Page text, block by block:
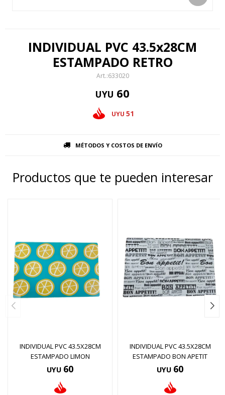
INDIVIDUAL PVC 43.5x28CM
ESTAMPADO RETRO
633020
UYU 60
UYU 51
MÉTODOS Y COSTOS DE ENVÍO
Productos que te pueden interesar
INDIVIDUAL PVC 43.5X28CM
ESTAMPADO LIMON
UYU 60
INDIVIDUAL PVC 43.5X28CM
ESTAMPADO BON APETIT
UYU 60